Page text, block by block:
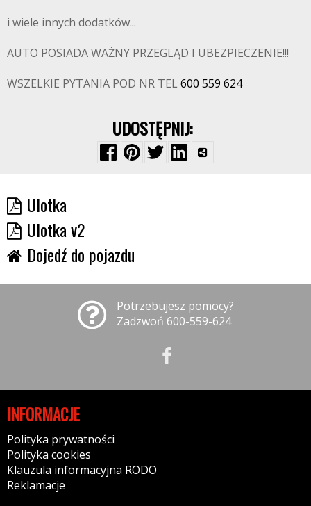
i wiele innych dodatków...
AUTO POSIADA WAŻNY PRZEGLĄD I UBEZPIECZENIE!!!
WSZELKIE PYTANIA POD NR TEL 600 559 624
UDOSTĘPNIJ:
Ulotka
Ulotka v2
Dojedź do pojazdu
Potrzebujesz pomocy?
Zadzwoń 600-559-624
INFORMACJE
Polityka prywatności
Polityka cookies
Klauzula informacyjna RODO
Reklamacje